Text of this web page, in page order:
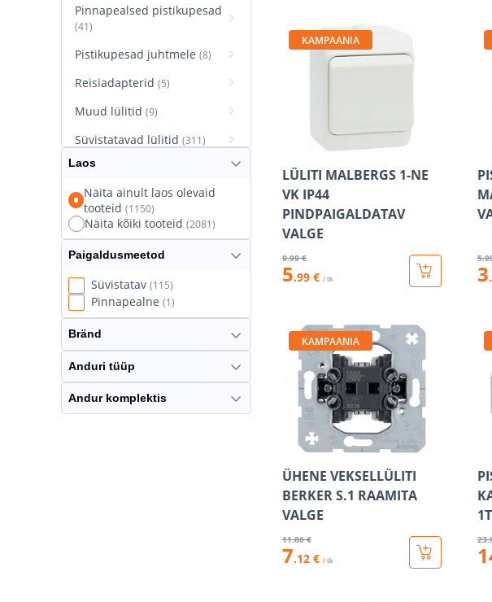
KAMPAANIA
LÜLITI MALBERGS 1-NE
VK IP44
PINDPAIGALDATAV
VALGE
9.99 €
5.99 € / tk
5
3
KAMPAANIA
ÜHENE VEKSELLÜLITI
BERKER S.1 RAAMITA
VALGE
11.86 €
7.12 € / tk
23
Pinnapealsed pistikupesad
(41)
Pistikupesad juhtmele (8)
Reisiadapterid (5)
Muud lülitid (9)
Süvistatavad lülitid (311)
Süvistatavad pistikupesad
Termostaatlülitid
Laos
Näita ainult laos olevaid
tooteid (1150)
Näita kõiki tooteid (2081)
Paigaldusmeetod
Süvistatav (115)
Pinnapealne (1)
Bränd
Anduri tüüp
Andur komplektis